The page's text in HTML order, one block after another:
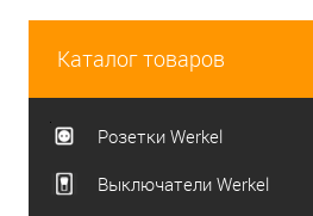
Каталог товаров
Розетки Werkel
Выключатели Werkel